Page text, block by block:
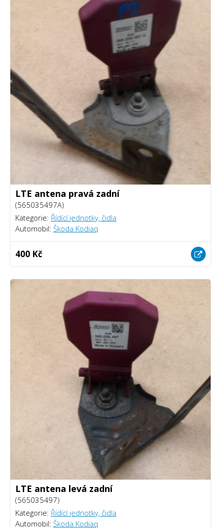
LTE antena pravá zadní
(565035497A)
Kategorie: Řídící jednotky, čidla
Automobil: Škoda Kodiaq
400 Kč
LTE antena levá zadní
(565035497)
Kategorie: Řídící jednotky, čidla
Automobil: Škoda Kodiaq